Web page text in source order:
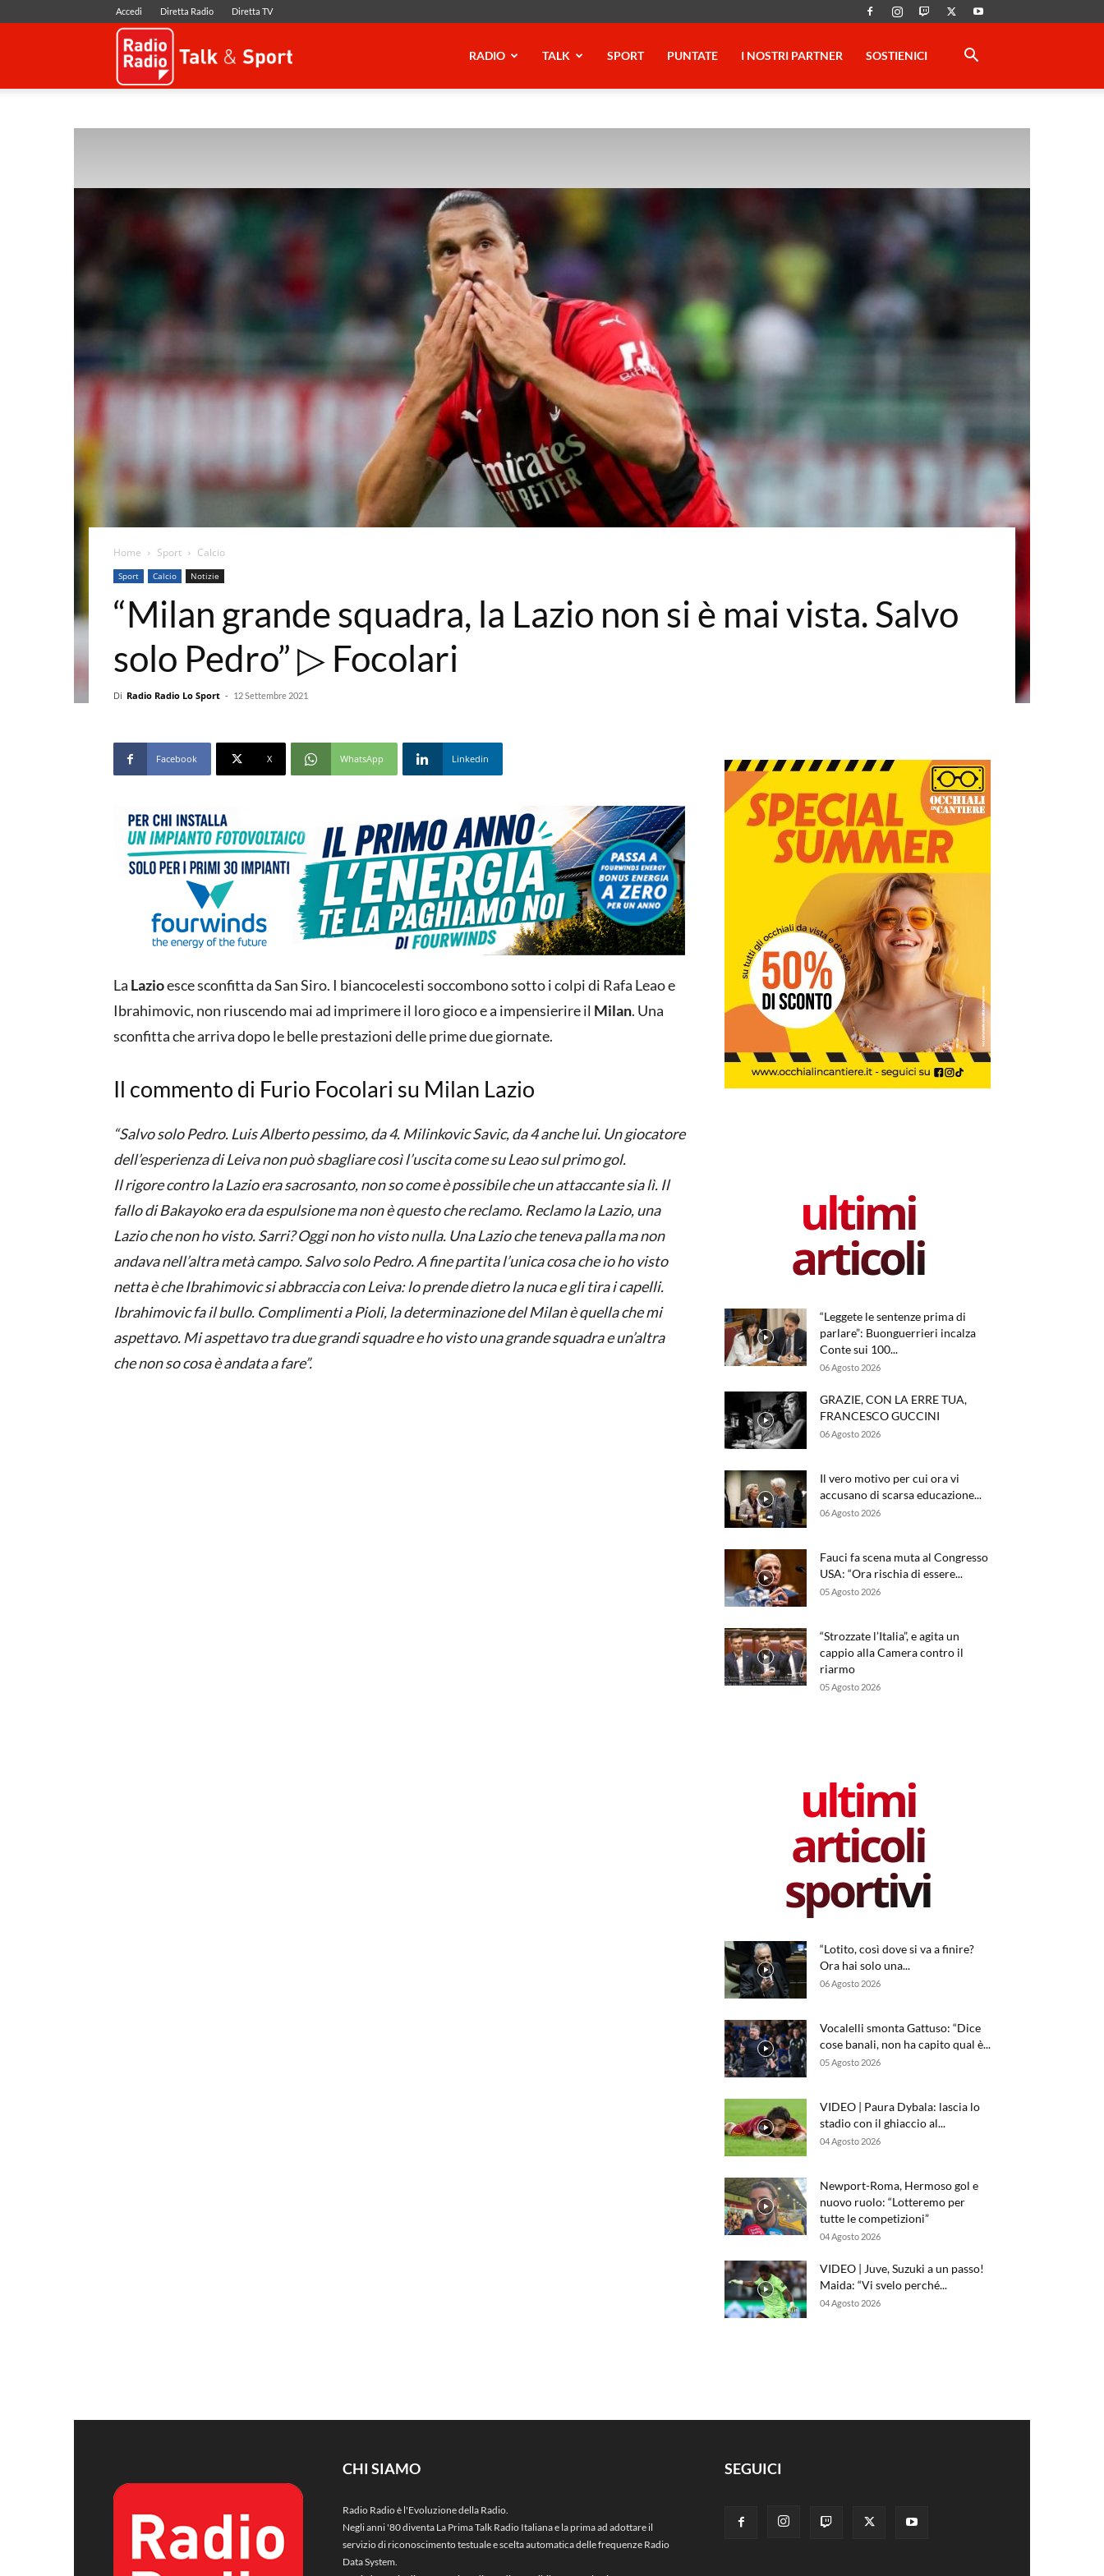
Accedi Diretta Radio Diretta TV
RADIO TALK SPORT PUNTATE I NOSTRI PARTNER SOSTIENICI
Home Sport Calcio
Sport Calcio Notizie
“Milan grande squadra, la Lazio non si è mai vista. Salvo
solo Pedro” ▷ Focolari
Di Radio Radio Lo Sport - 12 Settembre 2021
Facebook X WhatsApp Linkedin
La Lazioesce sconfitta da San Siro. I biancocelesti soccombono sotto i colpi di Rafa Leao e
Ibrahimovic, non riuscendo mai ad imprimere il loro gioco e a impensierire il Milan. Una
sconfitta che arriva dopo le belle prestazioni delle prime due giornate.
Il commento di Furio Focolari su Milan Lazio
“Salvo solo Pedro. Luis Alberto pessimo, da 4. Milinkovic Savic, da 4 anche lui. Un giocatore
dell’esperienza di Leiva non può sbagliare così l’uscita come su Leao sul primo gol.
Il rigore contro la Lazio era sacrosanto, non so come è possibile che un attaccante sia lì. Il
fallo di Bakayoko era da espulsione ma non è questo che reclamo. Reclamo la Lazio, una
Lazio che non ho visto. Sarri? Oggi non ho visto nulla. Una Lazio che teneva palla ma non
andava nell’altra metà campo. Salvo solo Pedro. A fine partita l’unica cosa che io ho visto
netta è che Ibrahimovic si abbraccia con Leiva: lo prende dietro la nuca e gli tira i capelli.
Ibrahimovic fa il bullo. Complimenti a Pioli, la determinazione del Milan è quella che mi
aspettavo. Mi aspettavo tra due grandi squadre e ho visto una grande squadra e un’altra
che non so cosa è andata a fare”.
ultimi
articoli
“Leggete le sentenze prima di
parlare”: Buonguerrieri incalza
Conte sui 100...
06 Agosto 2026
GRAZIE, CON LA ERRE TUA,
FRANCESCO GUCCINI
06 Agosto 2026
Il vero motivo per cui ora vi
accusano di scarsa educazione...
06 Agosto 2026
Fauci fa scena muta al Congresso
USA: “Ora rischia di essere...
05 Agosto 2026
“Strozzate l’Italia”, e agita un
cappio alla Camera contro il
riarmo
05 Agosto 2026
ultimi
articoli
sportivi
“Lotito, così dove si va a finire?
Ora hai solo una...
06 Agosto 2026
Vocalelli smonta Gattuso: “Dice
cose banali, non ha capito qual è...
05 Agosto 2026
VIDEO | Paura Dybala: lascia lo
stadio con il ghiaccio al...
04 Agosto 2026
Newport-Roma, Hermoso gol e
nuovo ruolo: “Lotteremo per
tutte le competizioni”
04 Agosto 2026
VIDEO | Juve, Suzuki a un passo!
Maida: “Vi svelo perché...
04 Agosto 2026
CHI SIAMO
Radio Radio è l'Evoluzione della Radio.
Negli anni '80 diventa La Prima Talk Radio Italiana e la prima ad adottare il
servizio di riconoscimento testuale e scelta automatica delle frequenze Radio
Data System.
SEGUICI